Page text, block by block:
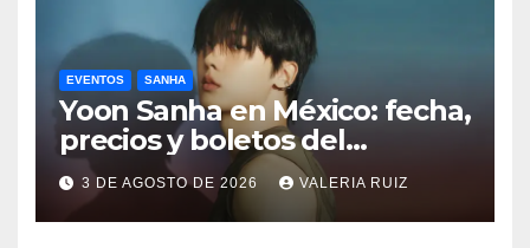
EVENTOS SANHA
Yoon Sanha en México: fecha,
precios y boletos del
FANCON
3 DE AGOSTO DE 2026 VALERIA RUIZ